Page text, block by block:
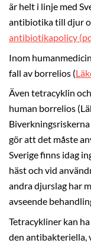
är helt i linje med
antibiotika till djur
antibiotikapolicy
Inom
fall av borrelios (
Även tetracyklin
human borrelios
gör att det måste
Sverige finns idag
häst och vid
andra djurslag har
avseende
Tetracykliner kan
den antibakteriella,